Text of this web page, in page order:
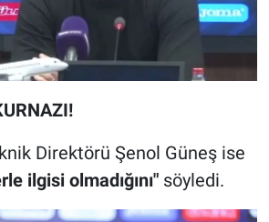
Direktörü Şenol Güneş ise
ilgisi olmadığını" söyledi.